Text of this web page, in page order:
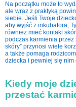
Na początku może to
ale wraz z praktyką
siebie. Jeśli Twoje
aby wyjść z inkubatora,
również mieć kontakt
podczas karmienia przez
skóry” przynosi wiele
a także pomaga
dziecka i pewniej się nim
Kiedy moje
przestać